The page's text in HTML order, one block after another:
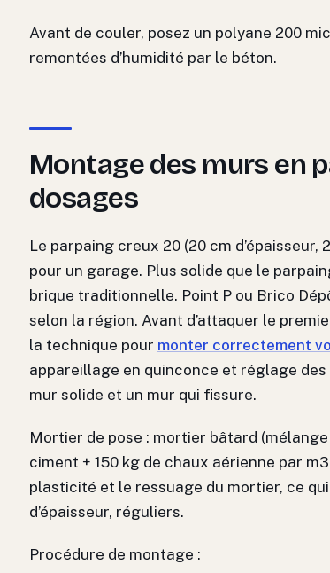
Avant de couler, posez un polyane 200
remontées d’humidité par le béton.
Montage des murs en
dosages
Le parpaing creux 20 (20 cm
pour un garage. Plus solide que le
brique traditionnelle. Point P ou Brico
selon la région. Avant d’attaquer le
la technique pour monter correctement
appareillage en quinconce et réglage
mur solide et un mur qui fissure.
Mortier de pose : mortier bâtard
ciment + 150 kg de chaux aérienne par
plasticité et le ressuage du mortier, ce
d’épaisseur, réguliers.
Procédure de montage :